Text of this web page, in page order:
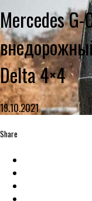
Mercedes
Delta 4×4
19.10.2021
Share